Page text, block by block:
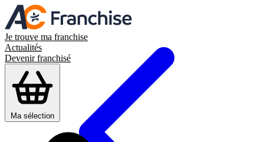
Je trouve ma franchise
Actualités
Devenir franchisé
Ma sélection